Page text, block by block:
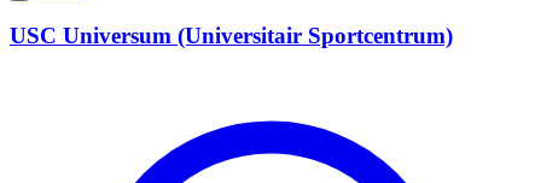
USC Universum (Universitair Sportcentrum)